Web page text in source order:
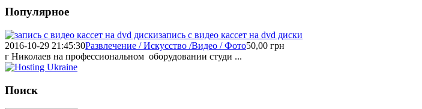
Популярное
запись с видео кассет на dvd диски
2016-10-29 21:45:30Развлечение / Искусство /Видео / Фото50,00 грн
г Николаев на профессиональном оборудовании студи ...
Поиск